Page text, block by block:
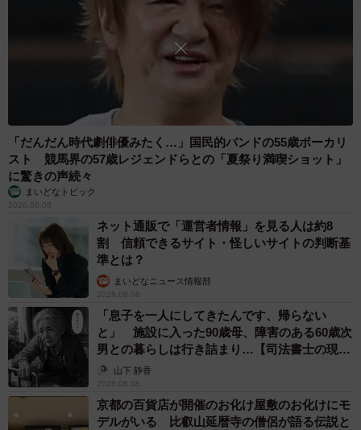
「だんだん時代劇俳優みたく…」国民的バンドの55歳ボーカリ
スト 競馬界の57歳レジェンドらとの「夏祭り満喫ショット」
に驚きの声続々
まいどなトピック
2026.08.08
ネット通販で「運営者情報」を見る人は約8
割 信頼できるサイト・怪しいサイトの判断基
準とは？
まいどなニュース情報部
2026.08.08
「息子を一人にしてきたんです、帰らない
と」 施設に入った90歳母、障害のある60歳次
男との暮らしは行き詰まり…【司法書士の現場
から】山下 静香
2026.08.08
京都の百貨店が開催のお化け屋敷のお化けにモ
デルがいる 比叡山延暦寺の僧侶が語る伝説と